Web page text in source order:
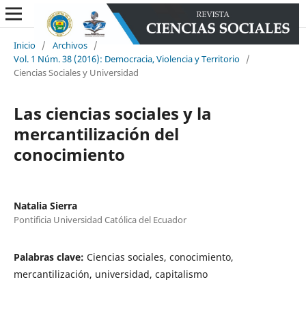
Inicio / Archivos /
Vol. 1 Núm. 38 (2016): Democracia, Violencia y Territorio /
Ciencias Sociales y Universidad
Las ciencias sociales y la
mercantilización del
conocimiento
Natalia Sierra
Pontificia Universidad Católica del Ecuador
Palabras clave: Ciencias sociales, conocimiento,
mercantilización, universidad, capitalismo